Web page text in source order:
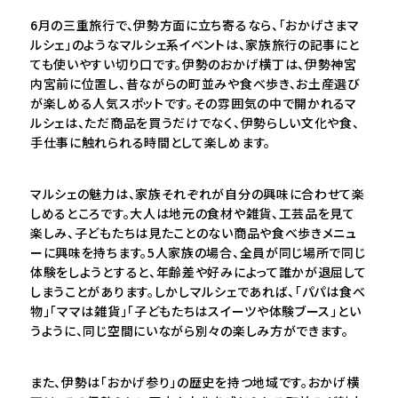
6月の三重旅行で、伊勢方面に立ち寄るなら、「おかげさまマ
ルシェ」のようなマルシェ系イベントは、家族旅行の記事にと
ても使いやすい切り口です。伊勢のおかげ横丁は、伊勢神宮
内宮前に位置し、昔ながらの町並みや食べ歩き、お土産選び
が楽しめる人気スポットです。その雰囲気の中で開かれるマ
ルシェは、ただ商品を買うだけでなく、伊勢らしい文化や食、
手仕事に触れられる時間として楽しめます。
マルシェの魅力は、家族それぞれが自分の興味に合わせて楽
しめるところです。大人は地元の食材や雑貨、工芸品を見て
楽しみ、子どもたちは見たことのない商品や食べ歩きメニュ
ーに興味を持ちます。5人家族の場合、全員が同じ場所で同じ
体験をしようとすると、年齢差や好みによって誰かが退屈して
しまうことがあります。しかしマルシェであれば、「パパは食べ
物」「ママは雑貨」「子どもたちはスイーツや体験ブース」とい
うように、同じ空間にいながら別々の楽しみ方ができます。
また、伊勢は「おかげ参り」の歴史を持つ地域です。おかげ横